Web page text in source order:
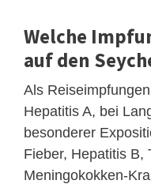
Welche
auf den
Als
Hepatitis A, bei
besonderer
Fieber, Hepatitis B,
Meningokokken-